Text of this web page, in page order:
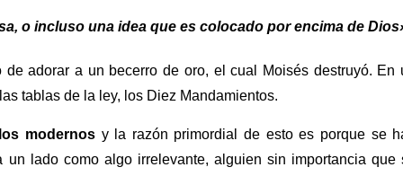
o incluso una idea que es colocado por encima de
adorar a un becerro de oro, el cual Moisés destruyó. En
tablas de la ley, los Diez Mandamientos.
modernosy la razón primordial de esto es porque se
lado como algo irrelevante, alguien sin importancia que